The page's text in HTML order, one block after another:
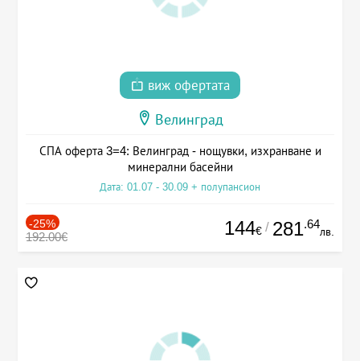
виж офертата
Велинград
СПА оферта 3=4: Велинград - нощувки, изхранване и
минерални басейни
Дата: 01.07 - 30.09 + полупансион
-25%
192.00€ 144€ / 281.64
лв.